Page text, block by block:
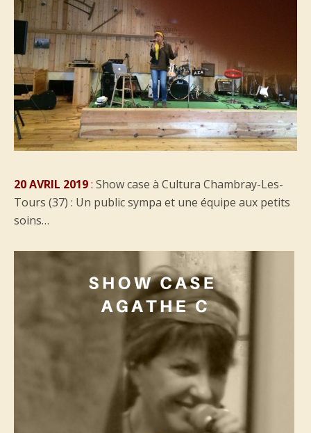
20 AVRIL 2019: Show case à Cultura Chambray-Les-
Tours (37) : Un public sympa et une équipe aux petits
soins…